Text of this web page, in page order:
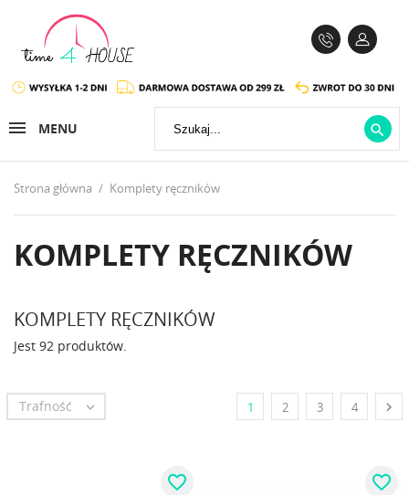
MENU 
Strona główna Komplety ręczników
KOMPLETY RĘCZNIKÓW
KOMPLETY RĘCZNIKÓW
Jest 92 produktów.
Trafność  1 2 3 4 
favorite_border favorite_border